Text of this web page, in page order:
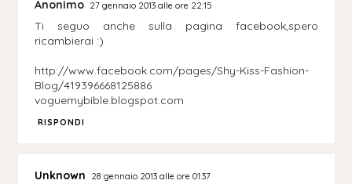
Anonimo 27 gennaio 2013 alle ore 22:15
Ti seguo anche sulla pagina facebook,spero
ricambierai :)
http://www.facebook.com/pages/Shy-Kiss-Fashion-
Blog/419396668125886
voguemybible.blogspot.com
RISPONDI
Unknown 28 gennaio 2013 alle ore 01:37